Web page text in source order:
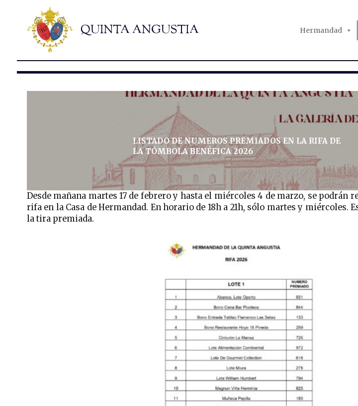
Hermandad
LISTADO DE NUMEROS PREMIADOS EN LA RIFA DE
LA TÓMBOLA BENÉFICA 2026
Desde mañana martes 17 de febrero y hasta el miércoles 4 de marzo, se podrán
rifa en la Casa de Hermandad. En horario de 18h a 21h, sólo martes y miércoles.
la tira premiada.